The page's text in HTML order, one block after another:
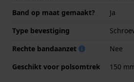
Band op maat gemaakt?
Ja
Type bevestiging
Rechte bandaanzet
Nee
Geschikt voor polsomtrek
150